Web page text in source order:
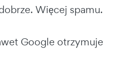
Więcej spamu.
Google otrzymuje